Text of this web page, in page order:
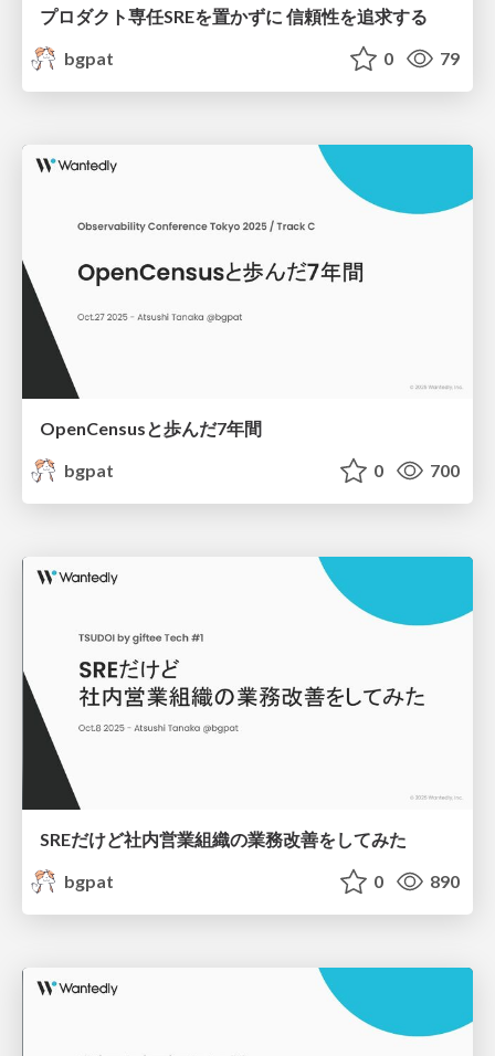
プロダクト専任SREを置かずに 信頼性を追求する
bgpat
0 79
OpenCensusと歩んだ7年間
bgpat
0 700
SREだけど社内営業組織の業務改善をしてみた
bgpat
0 890